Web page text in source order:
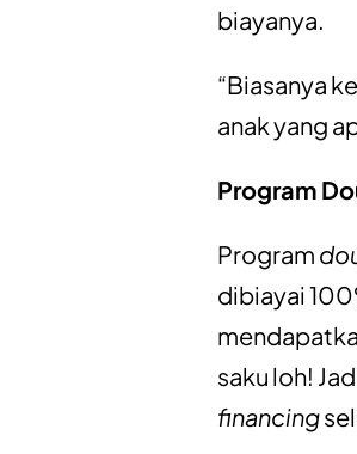
biayanya.
“Biasanya
anak yang
Program
Program
dibiayai
saku loh!
financing